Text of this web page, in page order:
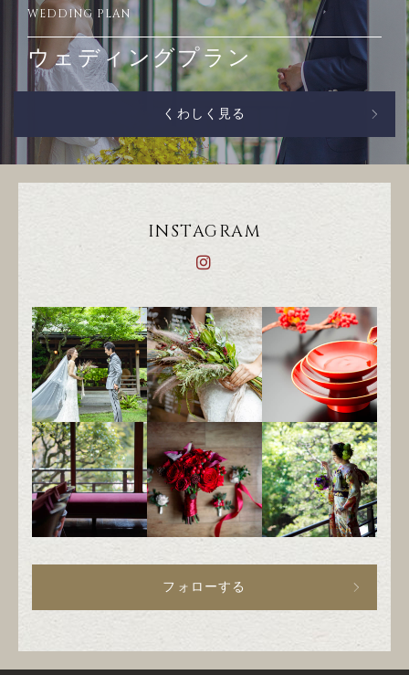
WEDDING PLAN
ウェディングプラン
くわしく見る
INSTAGRAM
フォローする